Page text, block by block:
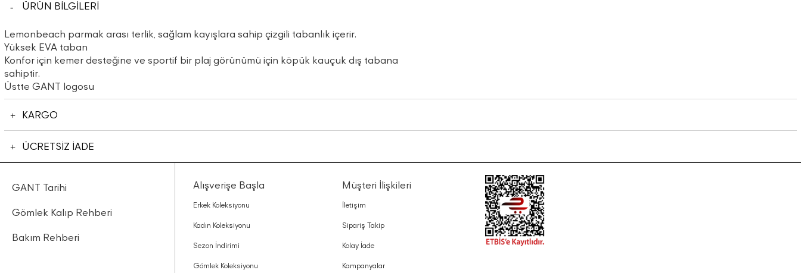
ÜRÜN BİLGİLERİ
Lemonbeach parmak arası terlik, sağlam kayışlara sahip çizgili tabanlık içerir.
Yüksek EVA taban
Konfor için kemer desteğine ve sportif bir plaj görünümü için köpük kauçuk dış tabana
sahiptir.
Üstte GANT logosu
KARGO
ÜCRETSİZ İADE
GANT Tarihi
Gömlek Kalıp Rehberi
Bakım Rehberi
Alışverişe Başla
Erkek Koleksiyonu
Kadın Koleksiyonu
Sezon İndirimi
Gömlek Koleksiyonu
Müşteri İlişkileri
İletişim
Sipariş Takip
Kolay İade
Kampanyalar